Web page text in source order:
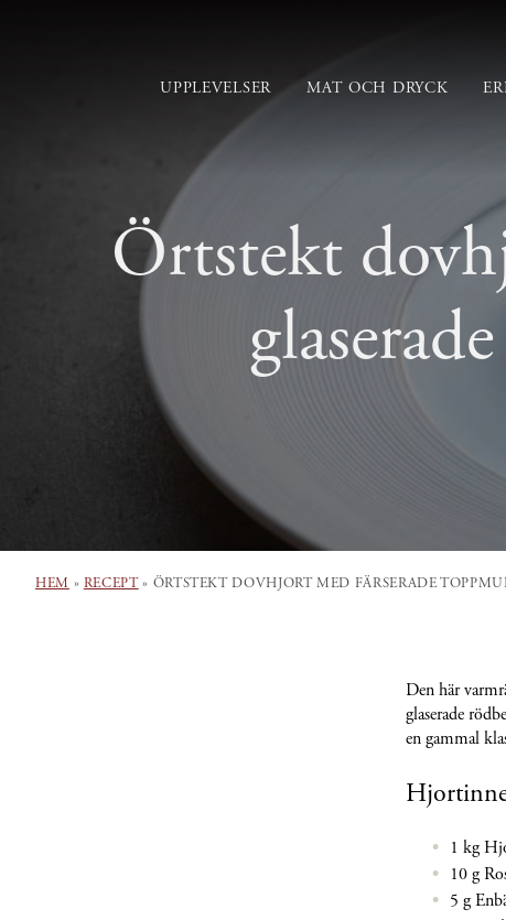
UPPLEVELSER MAT OCH DRYCK
Örtstekt
HEM » RECEPT» ÖRTSTEKT DOVHJORT MED FÄRSERADE
Den här
glaserade
en gammal
1 kg
10 g
5 g